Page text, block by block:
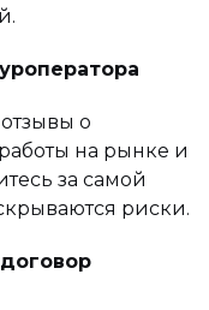
о
на рынке и
за самой
риски.